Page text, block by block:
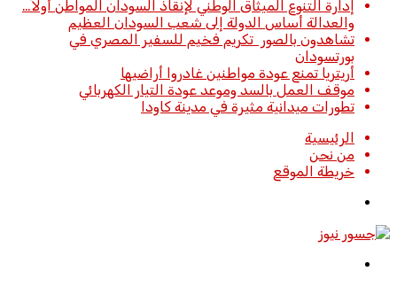
إدارة التنوع الميثاق الوطني لإنقاذ السودان المواطن أولاً…
والعدالة أساس الدولة إلى شعب السودان العظيم
تشاهدون بالصور تكريم فخيم للسفير المصري في
بورتسودان
أريتريا تمنع عودة مواطنين غادروا أراضيها
موقف العمل بالسد وموعد عودة التيار الكهربائي
تطورات ميدانية مثيرة في مدينة كاودا
الرئيسية
من نحن
خريطة الموقع